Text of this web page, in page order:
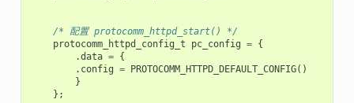
/* 配置 protocomm_httpd_start() */
protocomm_httpd_config_t
pc_config = {
.data = {
. config = PROTOCOMM_HTTPD_DEFAULT_CONFIG()
}
};